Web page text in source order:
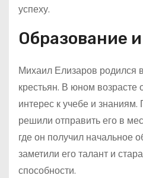
успеху.
Образование
Михаил Елизаров родился
крестьян. В юном
интерес к учебе и знаниям.
решили отправить его в
где он получил начальное
заметили его талант и
способности.